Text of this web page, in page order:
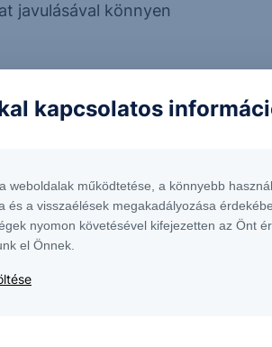
javulásával könnyen
1. ellenállás
Ez a fennálló trend
esés várható. Az
rövidtávon, így 1.250
kapcsolatos
weboldalak működtetése, a könnyebb
és a visszaélések megakadályozása
nyomon követésével kifejezetten az Önt
el Önnek.